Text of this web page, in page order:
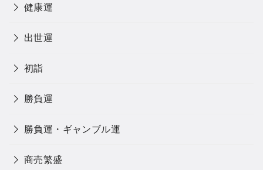
健康運
出世運
初詣
勝負運
勝負運・ギャンブル運
商売繁盛